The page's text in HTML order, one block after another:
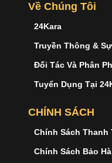
Về Chúng Tôi
24Kara
Truyền Thông &
Đối Tác Và Phân
Tuyển Dụng Tại
CHÍNH SÁCH
Chính Sách Thanh
Chính Sách Bảo